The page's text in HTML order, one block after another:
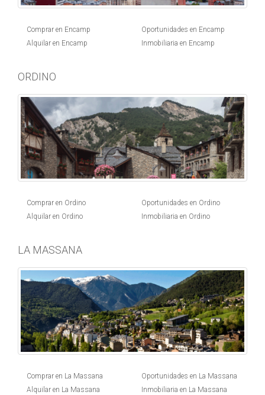
Comprar en Encamp
Alquilar en Encamp
Oportunidades en Encamp
Inmobiliaria en Encamp
ORDINO
Comprar en Ordino
Alquilar en Ordino
Oportunidades en Ordino
Inmobiliaria en Ordino
LA MASSANA
Comprar en La Massana
Alquilar en La Massana
Oportunidades en La Massana
Inmobiliaria en La Massana